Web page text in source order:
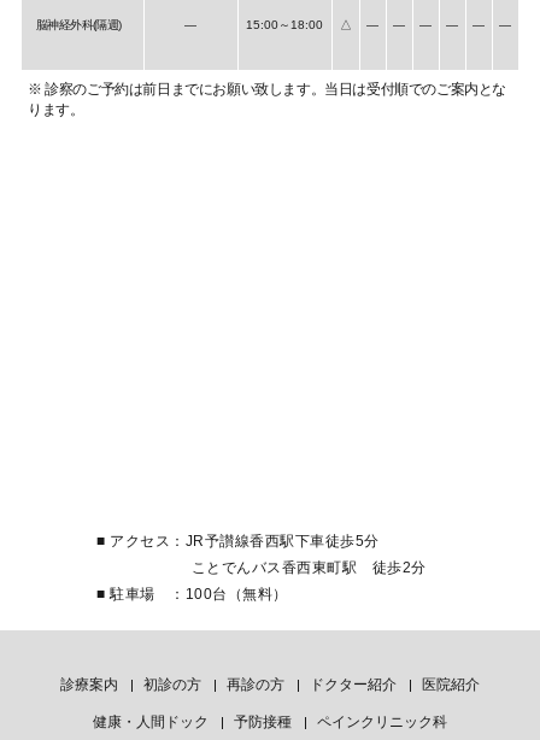
脳神経外科(隔週) ― 15:00～18:00 △ ― ― ― ― ― ―
※ 診察のご予約は前日までにお願い致します。当日は受付順でのご案内とな
ります。
■ アクセス：JR予讃線香西駅下車徒歩5分
ことでんバス香西東町駅 徒歩2分
■ 駐車場 ：100台（無料）
診療案内 初診の方 再診の方 ドクター紹介 医院紹介
健康・人間ドック 予防接種 ペインクリニック科